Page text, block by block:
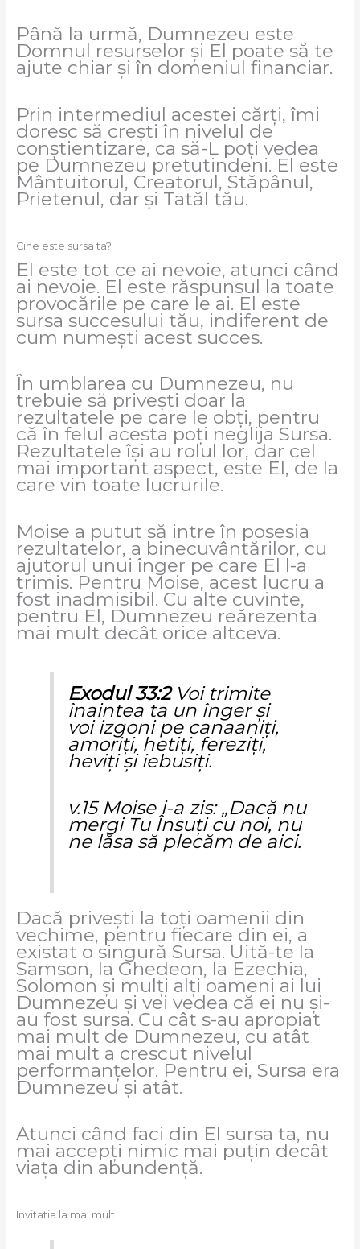
Până la urmă, Dumnezeu este
Domnul resurselor și El poate să te
ajute chiar și în domeniul financiar.
Prin intermediul acestei cărți, îmi
doresc să crești în nivelul de
conștientizare, ca să-L poți vedea
pe Dumnezeu pretutindeni. El este
Mântuitorul, Creatorul, Stăpânul,
Prietenul, dar și Tatăl tău.
Cine este sursa ta?
El este tot ce ai nevoie, atunci când
ai nevoie. El este răspunsul la toate
provocările pe care le ai. El este
sursa succesului tău, indiferent de
cum numești acest succes.
În umblarea cu Dumnezeu, nu
trebuie să privești doar la
rezultatele pe care le obți, pentru
că în felul acesta poți neglija Sursa.
Rezultatele își au rolul lor, dar cel
mai important aspect, este El, de la
care vin toate lucrurile.
Moise a putut să intre în posesia
rezultatelor, a binecuvântărilor, cu
ajutorul unui înger pe care El l-a
trimis. Pentru Moise, acest lucru a
fost inadmisibil. Cu alte cuvinte,
pentru El, Dumnezeu reărezenta
mai mult decât orice altceva.
Exodul 33:2Voi trimite
înaintea ta un înger şi
voi izgoni pe canaaniţi,
amoriţi, hetiţi, fereziţi,
heviţi şi iebusiţi.
v.15 Moise i-a zis: „Dacă nu
mergi Tu Însuţi cu noi, nu
ne lăsa să plecăm de aici.
Dacă privești la toți oamenii din
vechime, pentru fiecare din ei, a
existat o singură Sursa. Uită-te la
Samson, la Ghedeon, la Ezechia,
Solomon și mulți alți oameni ai lui
Dumnezeu și vei vedea că ei nu și-
au fost sursa. Cu cât s-au apropiat
mai mult de Dumnezeu, cu atât
mai mult a crescut nivelul
performanțelor. Pentru ei, Sursa era
Dumnezeu și atât.
Atunci când faci din El sursa ta, nu
mai accepți nimic mai puțin decât
viața din abundență.
Invitatia la mai mult